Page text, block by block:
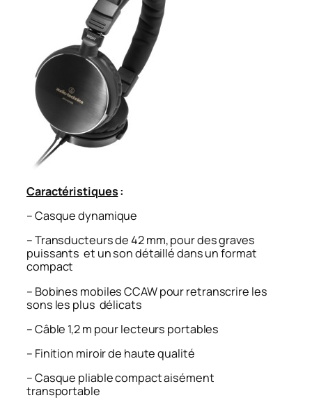
Caractéristiques:
– Casque dynamique
– Transducteurs de 42 mm, pour des graves
puissants et un son détaillé dans un format
compact
– Bobines mobiles CCAW pour retranscrire les
sons les plus délicats
– Câble 1,2 m pour lecteurs portables
– Finition miroir de haute qualité
– Casque pliable compact aisément
transportable